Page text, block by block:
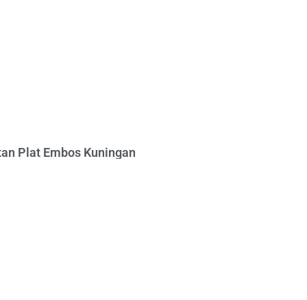
Plat Embos Kuningan